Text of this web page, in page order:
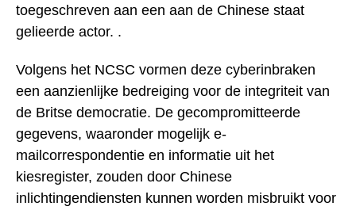
toegeschreven aan een aan de Chinese staat
gelieerde actor. .
Volgens het NCSC vormen deze cyberinbraken
een aanzienlijke bedreiging voor de integriteit van
de Britse democratie. De gecompromitteerde
gegevens, waaronder mogelijk e-
mailcorrespondentie en informatie uit het
kiesregister, zouden door Chinese
inlichtingendiensten kunnen worden misbruikt voor